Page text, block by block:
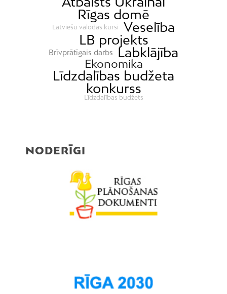
Rīgas domē
Latviešu valodas kursi
Veselība
LB projekts
Brīvprātīgais darbs Labklājība
Ekonomika
Līdzdalības budžeta
konkurss
Līdzdalības budžets
NODERĪGI